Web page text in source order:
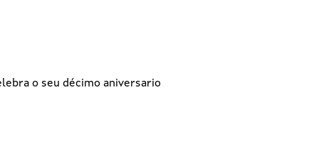
o seu décimo aniversario